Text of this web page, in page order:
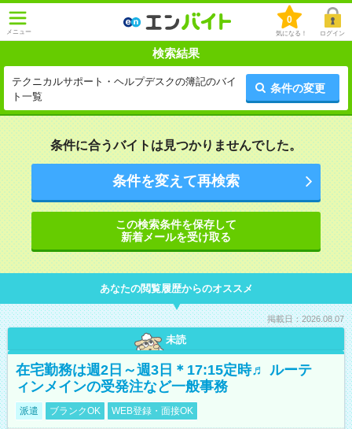
メニュー
0
気になる！ ログイン
検索結果
テクニカルサポート・ヘルプデスクの簿記のバイ
ト一覧
条件の変更
条件に合うバイトは見つかりませんでした。
条件を変えて再検索
この検索条件を保存して
新着メールを受け取る
あなたの閲覧履歴からのオススメ
掲載日：2026.08.07
未読
在宅勤務は週2日～週3日＊17:15定時♬ ルーテ
ィンメインの受発注など一般事務
派遣 ブランクOK WEB登録・面接OK